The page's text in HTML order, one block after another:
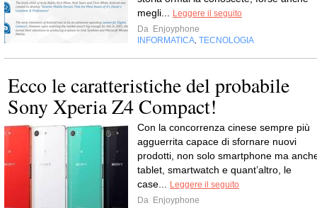
megli... Leggere il seguito
Da Enjoyphone
INFORMATICA, TECNOLOGIA
Ecco le caratteristiche del probabile
Sony Xperia Z4 Compact!
Con la concorrenza cinese sempre più
agguerrita capace di sfornare nuovi
prodotti, non solo smartphone ma
tablet, smartwatch e quant’altro, le
case... Leggere il seguito
Da Enjoyphone